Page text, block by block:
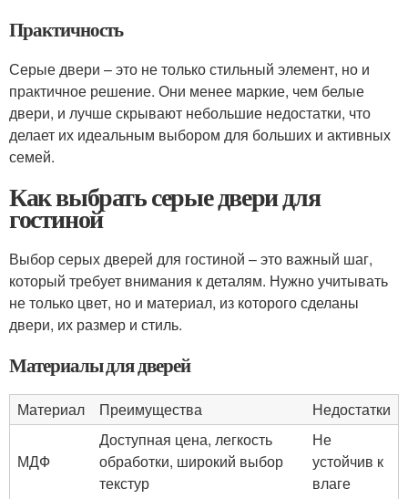
Практичность
Серые двери – это не только стильный элемент, но и
практичное решение. Они менее маркие, чем белые
двери, и лучше скрывают небольшие недостатки, что
делает их идеальным выбором для больших и активных
семей.
Как выбрать серые двери для
гостиной
Выбор серых дверей для гостиной – это важный шаг,
который требует внимания к деталям. Нужно учитывать
не только цвет, но и материал, из которого сделаны
двери, их размер и стиль.
Материалы для дверей
Материал Преимущества Недостатки
МДФ
Доступная цена, легкость
обработки, широкий выбор
текстур
Не
устойчив к
влаге